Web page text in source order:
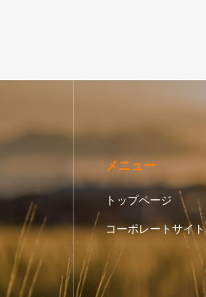
メニュー
トップページ
コーポレートサイト